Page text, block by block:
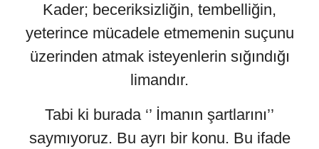
Kader; beceriksizliğin, tembelliğin,
yeterince mücadele etmemenin suçunu
üzerinden atmak isteyenlerin sığındığı
limandır.
Tabi ki burada ‘’ İmanın şartlarını’’
saymıyoruz. Bu ayrı bir konu. Bu ifade